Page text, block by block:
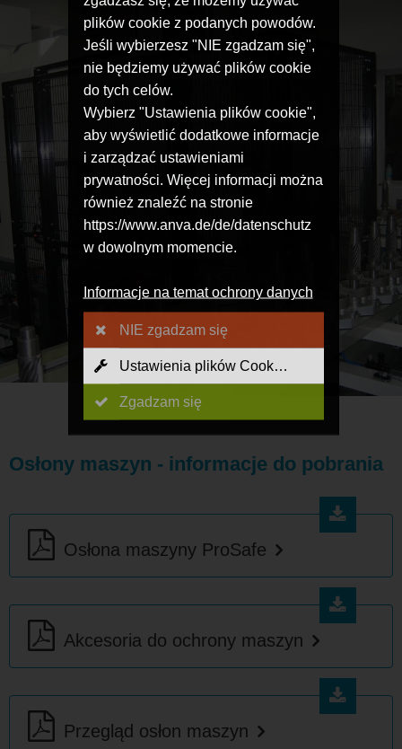
Osłony maszyn - informacje do pobrania
Osłona maszyny ProSafe
Akcesoria do ochrony maszyn
Przegląd osłon maszyn
plików cookie z podanych powodów.
Jeśli wybierzesz "NIE zgadzam się",
nie będziemy używać plików cookie
do tych celów.
Wybierz "Ustawienia plików cookie",
aby wyświetlić dodatkowe informacje
i zarządzać ustawieniami
prywatności. Więcej informacji można
również znaleźć na stronie
https://www.anva.de/de/datenschutz
w dowolnym momencie.
Informacje na temat ochrony danych
NIE zgadzam się
Ustawienia plików Cookies
Zgadzam się